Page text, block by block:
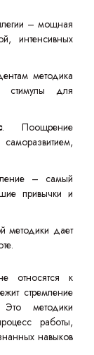
– мощная
интенсивных
методика
стимулы для
. Поощрение
– самый
привычки и
методики дает
относятся к
стремление
методики
работы,
навыков